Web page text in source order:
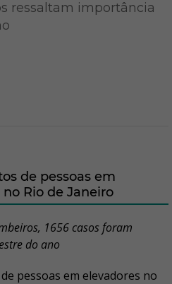
ressaltam importância
de pessoas em
no Rio de Janeiro
1656 casos foram
do ano
pessoas em elevadores no